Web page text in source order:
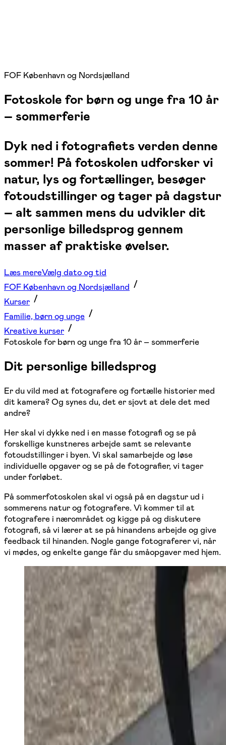
FOF København og Nordsjælland
Fotoskole for børn og unge fra 10 år
– sommerferie
Dyk ned i fotografiets verden denne
sommer! På fotoskolen udforsker vi
natur, lys og fortællinger, besøger
fotoudstillinger og tager på dagstur
– alt sammen mens du udvikler dit
personlige billedsprog gennem
masser af praktiske øvelser.
Læs mereVælg dato og tid
FOF København og Nordsjælland
Kurser
Familie, børn og unge
Kreative kurser
Fotoskole for børn og unge fra 10 år – sommerferie
Dit personlige billedsprog
Er du vild med at fotografere og fortælle historier med
dit kamera? Og synes du, det er sjovt at dele det med
andre?
Her skal vi dykke ned i en masse fotografi og se på
forskellige kunstneres arbejde samt se relevante
fotoudstillinger i byen. Vi skal samarbejde og løse
individuelle opgaver og se på de fotografier, vi tager
under forløbet.
På sommerfotoskolen skal vi også på en dagstur ud i
sommerens natur og fotografere. Vi kommer til at
fotografere i nærområdet og kigge på og diskutere
fotografi, så vi lærer at se på hinandens arbejde og give
feedback til hinanden. Nogle gange fotograferer vi, når
vi mødes, og enkelte gange får du småopgaver med hjem.